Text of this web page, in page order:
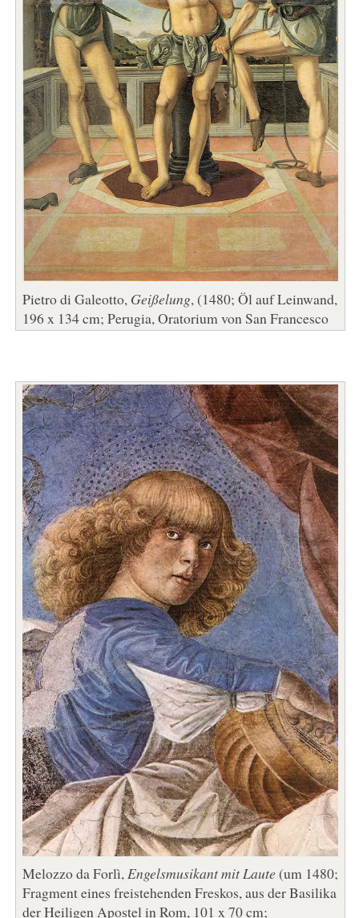
Pietro di Galeotto, Geißelung, (1480; Öl auf Leinwand,
196 x 134 cm; Perugia, Oratorium von San Francesco
Melozzo da Forlì, Engelsmusikant mit Laute (um 1480;
Fragment eines freistehenden Freskos, aus der Basilika
der Heiligen Apostel in Rom, 101 x 70 cm;